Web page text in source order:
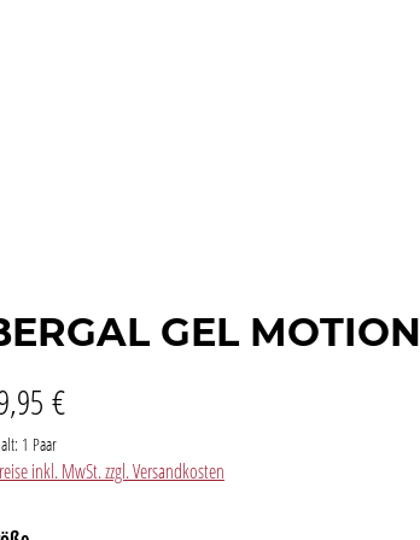
GEL MOTION
€
1 Paar
inkl. MwSt. zzgl. Versandkosten